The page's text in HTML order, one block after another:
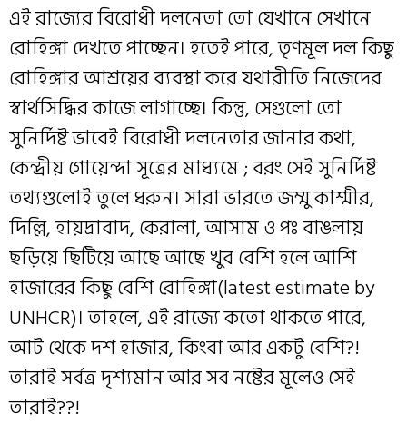
এই রাজ্যের বিরোধী দলনেতা তো যেখানে সেখানে
রোহিঙ্গা দেখতে পাচ্ছেন। হতেই পারে, তৃণমূল দল কিছু
রোহিঙ্গার আশ্রয়ের ব্যবস্থা করে যথারীতি নিজেদের
স্বার্থসিদ্ধির কাজে লাগাচ্ছে। কিন্তু, সেগুলো তো
সুনির্দিষ্ট ভাবেই বিরোধী দলনেতার জানার কথা,
কেন্দ্রীয় গোয়েন্দা সূত্রের মাধ্যমে ; বরং সেই সুনির্দিষ্ট
তথ্যগুলোই তুলে ধরুন। সারা ভারতে জম্মু কাশ্মীর,
দিল্লি, হায়দ্রাবাদ, কেরালা, আসাম ও পঃ বাঙলায়
ছড়িয়ে ছিটিয়ে আছে আছে খুব বেশি হলে আশি
হাজারের কিছু বেশি রোহিঙ্গা(latest estimate by
UNHCR)। তাহলে, এই রাজ্যে কতো থাকতে পারে,
আট থেকে দশ হাজার, কিংবা আর একটু বেশি?!
তারাই সর্বত্র দৃশ্যমান আর সব নষ্টের মূলেও সেই
তারাই??!